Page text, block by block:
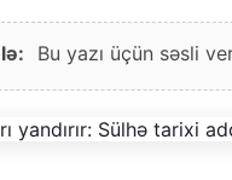
Bu yazı üçün səsli